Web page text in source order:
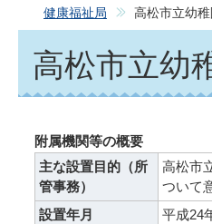
健康福祉局
高松市立幼
高松市立幼
附属機関等の概要
主な設置目的（所
管事務）
高松市
ついて
設置年月
平成24